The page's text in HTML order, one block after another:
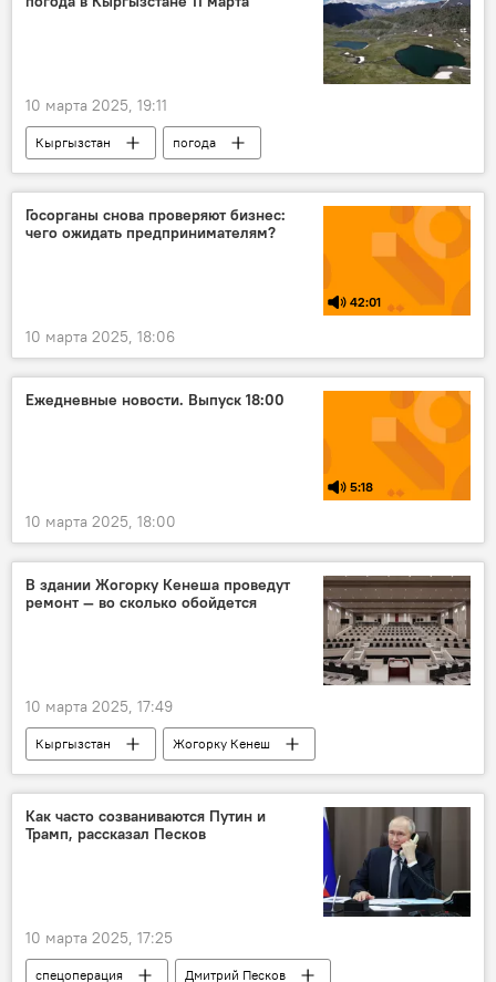
10 марта 2025, 19:11
Кыргызстан
погода
погода в Кыргызстане
прогноз
Госорганы снова проверяют бизнес:
чего ожидать предпринимателям?
42:01
10 марта 2025, 18:06
Ежедневные новости. Выпуск 18:00
5:18
10 марта 2025, 18:00
В здании Жогорку Кенеша проведут
ремонт — во сколько обойдется
10 марта 2025, 17:49
Кыргызстан
Жогорку Кенеш
заседание
зал
ремонт
цифровизация
эскизы
Нурланбек Тургунбек уулу
Как часто созваниваются Путин и
Трамп, рассказал Песков
10 марта 2025, 17:25
спецоперация Дмитрий Песков